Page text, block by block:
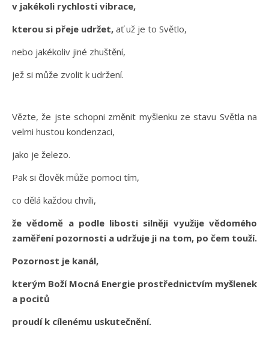
v jakékoli rychlosti vibrace,
kterou si přeje udržet, ať už je to Světlo,
nebo jakékoliv jiné zhuštění,
jež si může zvolit k udržení.
Vězte, že jste schopni změnit myšlenku ze stavu Světla na
velmi hustou kondenzaci,
jako je železo.
Pak si člověk může pomoci tím,
co dělá každou chvíli,
že vědomě a podle libosti silněji využije vědomého
zaměření pozornosti a udržuje ji na tom, po čem touží.
Pozornost je kanál,
kterým Boží Mocná Energie prostřednictvím myšlenek
a pocitů
proudí k cílenému uskutečnění.